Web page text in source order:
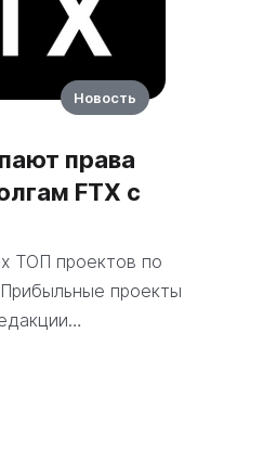
права
FTX с
ТОП проектов по
проекты
Новость